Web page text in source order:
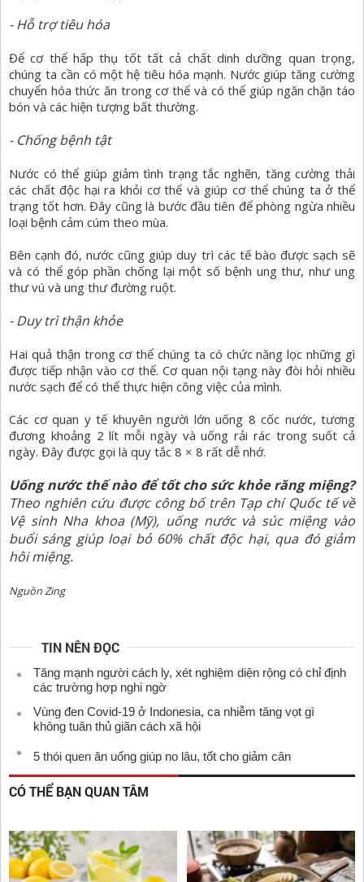
- Hỗ trợ tiêu hóa
Để cơ thể hấp thụ tốt tất cả chất dinh dưỡng quan trọng,
chúng ta cần có một hệ tiêu hóa mạnh. Nước giúp tăng cường
chuyển hóa thức ăn trong cơ thể và có thể giúp ngăn chặn táo
bón và các hiện tượng bất thường.
- Chống bệnh tật
Nước có thể giúp giảm tình trạng tắc nghẽn, tăng cường thải
các chất độc hại ra khỏi cơ thể và giúp cơ thể chúng ta ở thể
trạng tốt hơn. Đây cũng là bước đầu tiên để phòng ngừa nhiều
loại bệnh cảm cúm theo mùa.
Bên cạnh đó, nước cũng giúp duy trì các tế bào được sạch sẽ
và có thể góp phần chống lại một số bệnh ung thư, như ung
thư vú và ung thư đường ruột.
- Duy trì thận khỏe
Hai quả thận trong cơ thể chúng ta có chức năng lọc những gì
được tiếp nhận vào cơ thể. Cơ quan nội tạng này đòi hỏi nhiều
nước sạch để có thể thực hiện công việc của mình.
Các cơ quan y tế khuyên người lớn uống 8 cốc nước, tương
đương khoảng 2 lít mỗi ngày và uống rải rác trong suốt cả
ngày. Đây được gọi là quy tắc 8 × 8 rất dễ nhớ.
Uống nước thế nào để tốt cho sức khỏe răng miệng?
Theo nghiên cứu được công bố trên Tạp chí Quốc tế về
Vệ sinh Nha khoa (Mỹ), uống nước và súc miệng vào
buổi sáng giúp loại bỏ 60% chất độc hại, qua đó giảm
hôi miệng.
Nguồn Zing
TIN NÊN ĐỌC
Tăng mạnh người cách ly, xét nghiệm diện rộng có chỉ định
các trường hợp nghi ngờ
Vùng đen Covid-19 ở Indonesia, ca nhiễm tăng vọt gì
không tuân thủ giãn cách xã hội
5 thói quen ăn uống giúp no lâu, tốt cho giảm cân
CÓ THỂ BẠN QUAN TÂM